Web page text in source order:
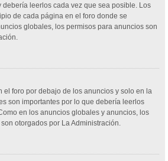
leerlos cada vez que sea posible. Los
de cada página en el foro donde se
globales, los permisos para anuncios son
el foro por debajo de los anuncios y solo en la
son importantes por lo que debería leerlos
en los anuncios globales y anuncios, los
otorgados por La Administración.